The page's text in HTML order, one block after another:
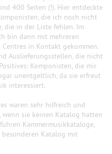
400 Seiten (!). Hier entdeckte
die ich noch nicht
die in der Liste fehlen. Im
bin dann mit mehreren
in Kontakt gekommen.
Auslieferungsstellen, die nicht
Komponisten, die mir
unentgeltlich, da sie erfreut
interessiert.
waren sehr hilfreich und
wenn sie keinen Katalog hatten
Kammermusikkataloge,
Katalog mit